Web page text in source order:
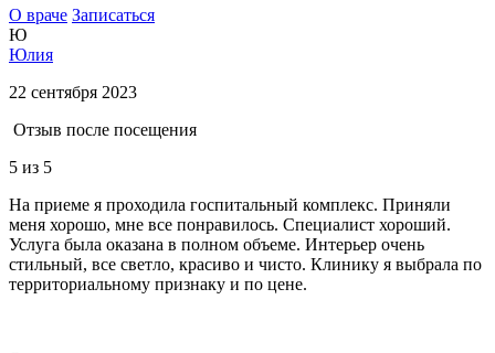
О враче Записаться
Ю
Юлия
22 сентября 2023
Отзыв после посещения
5 из 5
На приеме я проходила госпитальный комплекс. Приняли
меня хорошо, мне все понравилось. Специалист хороший.
Услуга была оказана в полном объеме. Интерьер очень
стильный, все светло, красиво и чисто. Клинику я выбрала по
территориальному признаку и по цене.